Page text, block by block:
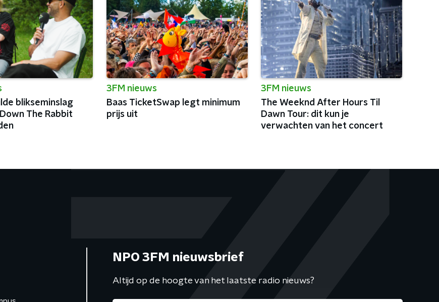
blikseminslag
The Rabbit
3FM nieuws
Baas TicketSwap legt minimum
prijs uit
3FM nieuws
The Weeknd After Hours Til
Dawn Tour: dit kun je
verwachten van het concert
NPO 3FM nieuwsbrief
Altijd op de hoogte van het laatste radio nieuws?